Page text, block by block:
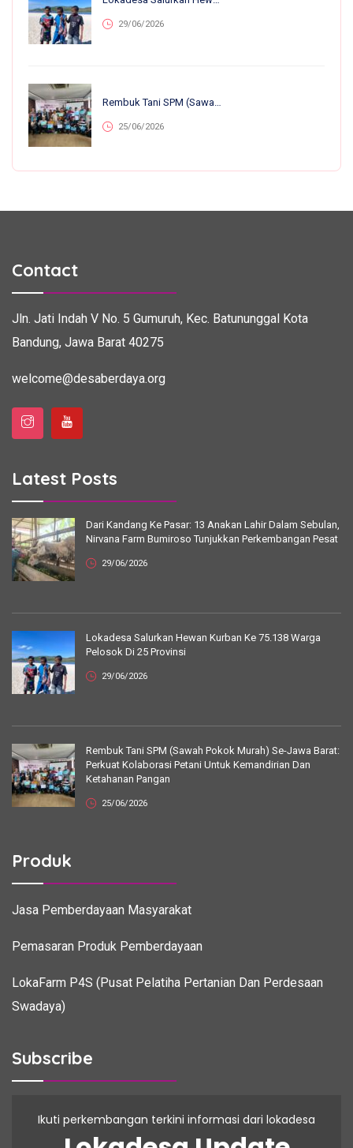
29/06/2026
25/06/2026
Contact
Jln. Jati Indah V No. 5 Gumuruh, Kec. Batununggal Kota
Bandung, Jawa Barat 40275
welcome@desaberdaya.org
Latest Posts
Dari Kandang Ke Pasar: 13 Anakan Lahir Dalam Sebulan,
Nirvana Farm Bumiroso Tunjukkan Perkembangan Pesat
29/06/2026
Lokadesa Salurkan Hewan Kurban Ke 75.138 Warga
Pelosok Di 25 Provinsi
29/06/2026
Rembuk Tani SPM (Sawah Pokok Murah) Se-Jawa Barat:
Perkuat Kolaborasi Petani Untuk Kemandirian Dan
Ketahanan Pangan
25/06/2026
Produk
Jasa Pemberdayaan Masyarakat
Pemasaran Produk Pemberdayaan
LokaFarm P4S (Pusat Pelatiha Pertanian Dan Perdesaan
Swadaya)
Subscribe
Ikuti perkembangan terkini informasi dari lokadesa